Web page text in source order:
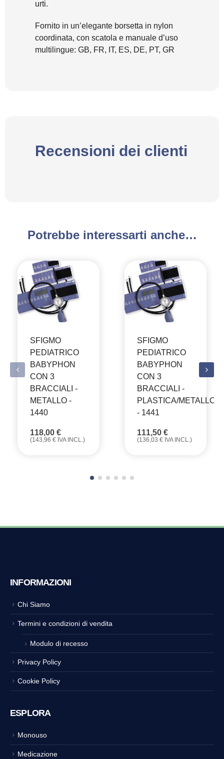
urti.
Fornito in un’elegante borsetta in nylon
coordinata, con scatola e manuale d’uso
multilingue: GB, FR, IT, ES, DE, PT, GR
Recensioni dei clienti
Potrebbe interessarti anche…
SFIGMO
PEDIATRICO
BABYPHON
CON 3
BRACCIALI -
METALLO -
1440
118,00 €
(143,96 € IVA INCL.)
SFIGMO
PEDIATRICO
BABYPHON
CON 3
BRACCIALI -
PLASTICA/METALLO
- 1441
111,50 €
(136,03 € IVA INCL.)
INFORMAZIONI
Chi Siamo
Termini e condizioni di vendita
Modulo di recesso
Privacy Policy
Cookie Policy
ESPLORA
Monouso
Medicazione